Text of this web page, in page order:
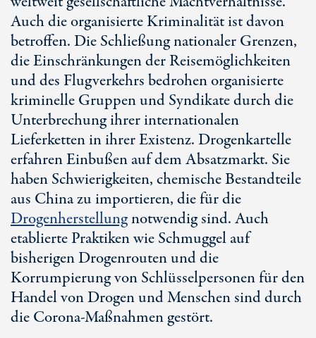
Auch die organisierte Kriminalität ist davon
betroffen. Die Schließung nationaler Grenzen,
die Einschränkungen der Reisemöglichkeiten
und des Flugverkehrs bedrohen organisierte
kriminelle Gruppen und Syndikate durch die
Unterbrechung ihrer internationalen
Lieferketten in ihrer Existenz. Drogenkartelle
erfahren Einbußen auf dem Absatzmarkt. Sie
haben Schwierigkeiten, chemische Bestandteile
aus China zu importieren, die für die
Drogenherstellungnotwendig sind. Auch
etablierte Praktiken wie Schmuggel auf
bisherigen Drogenrouten und die
Korrumpierung von Schlüsselpersonen für den
Handel von Drogen und Menschen sind durch
die Corona-Maßnahmen gestört.